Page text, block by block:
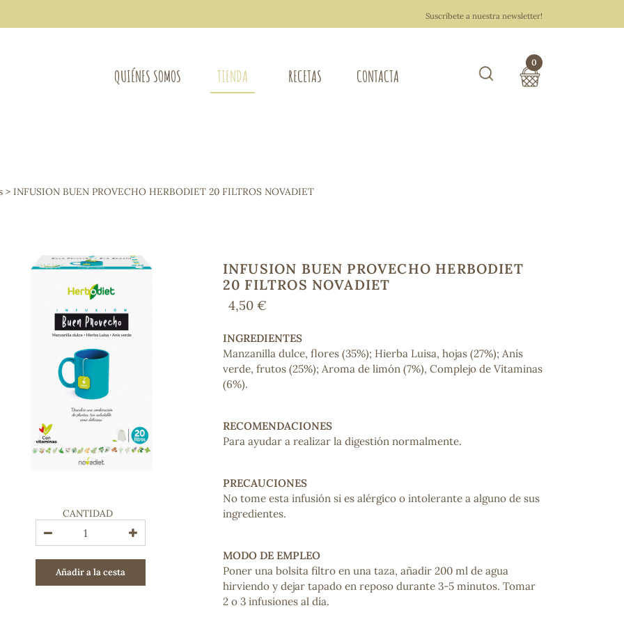
Suscríbete a nuestra newsletter!
QUIÉNES SOMOS TIENDA
Osteo-articular
Mujer
Control de peso
Ácidos Grasos
Depurativos
Bienestar emocional
Jalea Real
Memoria
Hierro
Deporte
Digestivos
Circulatorio, colesterol y glucosa
Superalimentos
Proteína
Energía
COSMÉTICA E HIGIENE PERSONAL
Cremas, lociones y aceites corporales
Hombre
Higiene personal
Labiales
RECETAS CONTACTA
0
> INFUSION BUEN PROVECHO HERBODIET 20 FILTROS NOVADIET
CANTIDAD
Añadir a la cesta
INFUSION BUEN PROVECHO HERBODIET
20 FILTROS NOVADIET
4,50 €
INGREDIENTES
Manzanilla dulce, flores (35%); Hierba Luisa, hojas (27%); Anís
verde, frutos (25%); Aroma de limón (7%), Complejo de Vitaminas
(6%).
RECOMENDACIONES
Para ayudar a realizar la digestión normalmente.
PRECAUCIONES
No tome esta infusión si es alérgico o intolerante a alguno de sus
ingredientes.
MODO DE EMPLEO
Poner una bolsita filtro en una taza, añadir 200 ml de agua
hirviendo y dejar tapado en reposo durante 3-5 minutos. Tomar
2 o 3 infusiones al día.